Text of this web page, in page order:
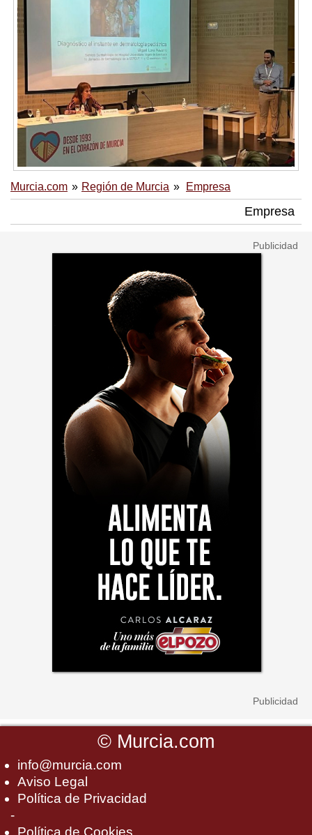
Murcia.com Región de Murcia Empresa
Empresa
© Murcia.com
info@murcia.com
Aviso Legal
Política de Privacidad
-
Política de Cookies